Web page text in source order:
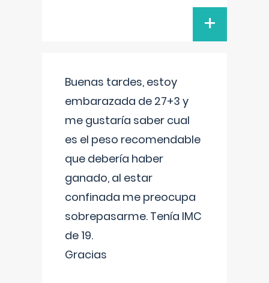
+
Buenas tardes, estoy
embarazada de 27+3 y
me gustaría saber cual
es el peso recomendable
que debería haber
ganado, al estar
confinada me preocupa
sobrepasarme. Tenía IMC
de 19.
Gracias